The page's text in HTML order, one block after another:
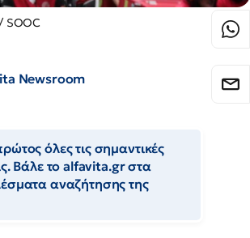
SOOC
Newsroom
όλες τις σημαντικές
Βάλε το alfavita.gr στα
αναζήτησης της